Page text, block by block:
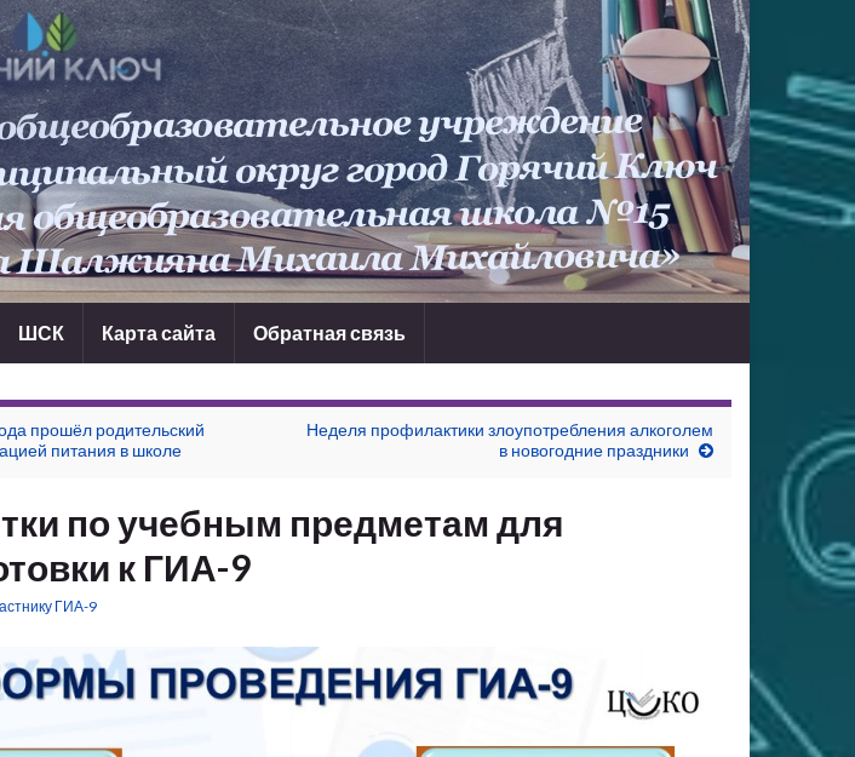
ШСК Карта сайта Обратная связь
прошёл родительский
питания в школе
Неделя профилактики злоупотребления алкоголем
в новогодние праздники
по учебным предметам для
к ГИА-9
ГИА-9